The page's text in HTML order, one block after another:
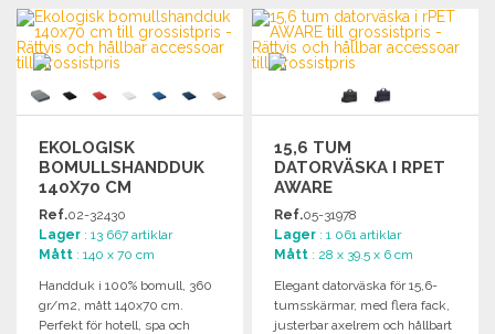
Begär offert
BESTÄLL
Begär offert
EKOLOGISK
BOMULLSHANDDUK
140X70 CM
Ref.02-32430
Lager : 13 667 artiklar
Mått : 140 x 70 cm
Handduk i 100% bomull, 360
gr/m2, mått 140x70 cm.
Perfekt för hotell, spa och
15,6 TUM
DATORVÄSKA I RPET
AWARE
Ref.05-31978
Lager : 1 061 artiklar
Mått : 28 x 39.5 x 6 cm
Elegant datorväska för 15,6-
tumsskärmar, med flera fack,
justerbar axelrem och hållbart